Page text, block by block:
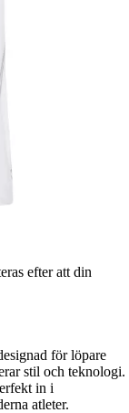
efter att din
för löpare
stil och teknologi.
in i
atleter.